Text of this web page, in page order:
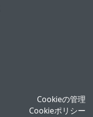
Cookieの管理
Cookieポリシー